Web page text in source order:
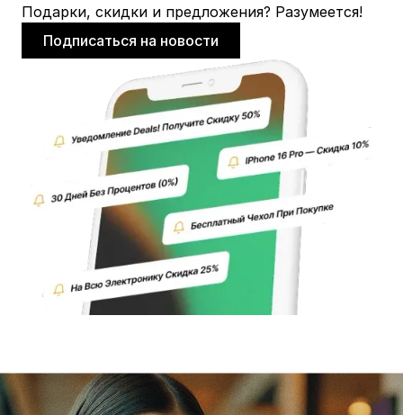
Подарки, скидки и предложения? Разумеется!
Подписаться на новости